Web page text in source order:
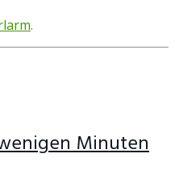
.
Minuten